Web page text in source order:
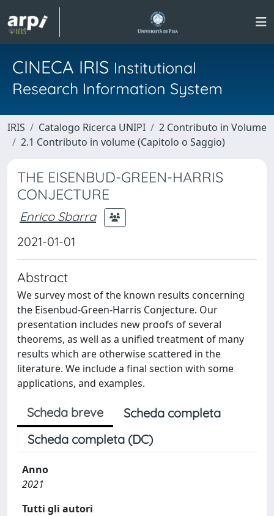
CINECA IRIS Institutional
Research Information System
IRIS Catalogo Ricerca UNIPI
2 Contributo in Volume
2.1 Contributo in volume (Capitolo o Saggio)
THE EISENBUD-GREEN-HARRIS
CONJECTURE
Enrico Sbarra
2021-01-01
Abstract
We survey most of the known results concerning
the Eisenbud-Green-Harris Conjecture. Our
presentation includes new proofs of several
theorems, as well as a unified treatment of many
results which are otherwise scattered in the
literature. We include a final section with some
applications, and examples.
Scheda breve
Scheda completa
Scheda completa (DC)
Anno
2021
Tutti gli autori